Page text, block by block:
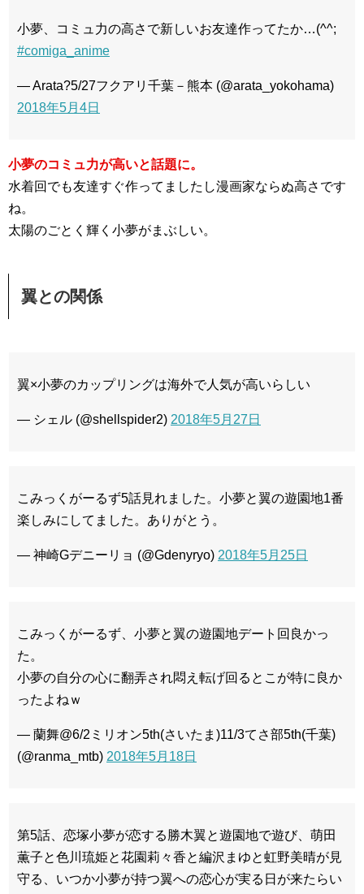
小夢、コミュ力の高さで新しいお友達作ってたか…(^^;
#comiga_anime
— Arata?5/27フクアリ千葉－熊本 (@arata_yokohama)
2018年5月4日
小夢のコミュ力が高いと話題に。
水着回でも友達すぐ作ってましたし漫画家ならぬ高さです
ね。
太陽のごとく輝く小夢がまぶしい。
翼との関係
翼×小夢のカップリングは海外で人気が高いらしい
— シェル (@shellspider2) 2018年5月27日
こみっくがーるず5話見れました。小夢と翼の遊園地1番
楽しみにしてました。ありがとう。
— 神崎Gデニーリョ (@Gdenyryo) 2018年5月25日
こみっくがーるず、小夢と翼の遊園地デート回良かっ
た。
小夢の自分の心に翻弄され悶え転げ回るとこが特に良か
ったよねｗ
— 蘭舞@6/2ミリオン5th(さいたま)11/3てさ部5th(千葉)
(@ranma_mtb) 2018年5月18日
第5話、恋塚小夢が恋する勝木翼と遊園地で遊び、萌田
薫子と色川琉姫と花園莉々香と編沢まゆと虹野美晴が見
守る、いつか小夢が持つ翼への恋心が実る日が来たらい